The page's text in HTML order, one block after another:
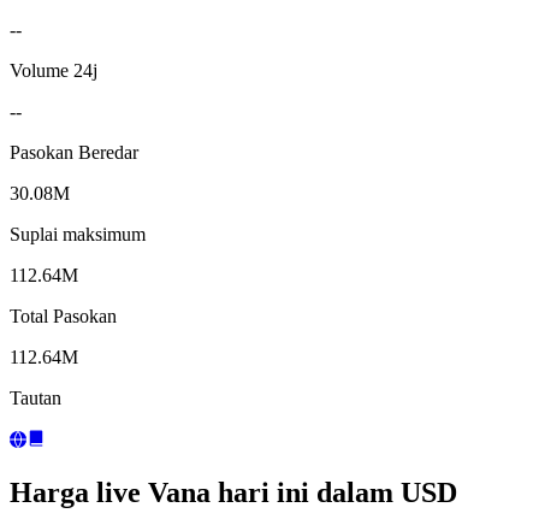
--
Volume 24j
--
Pasokan Beredar
30.08M
Suplai maksimum
112.64M
Total Pasokan
112.64M
Tautan
Harga live Vana hari ini dalam USD